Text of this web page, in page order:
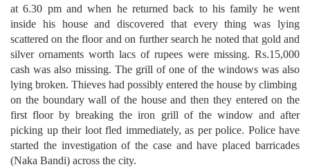
at 6.30 pm and when he returned back to his family he went
inside his house and discovered that every thing was lying
scattered on the floor and on further search he noted that gold and
silver ornaments worth lacs of rupees were missing. Rs.15,000
cash was also missing. The grill of one of the windows was also
lying broken.‬ ‪Thieves had possibly entered the house by climbing
on the boundary wall of the house and then they entered on the
first floor by breaking the iron grill of the window and after
picking up their loot fled immediately, as per police.‬ ‪Police have
started the investigation of the case and have placed barricades
(Naka Bandi) across the city.